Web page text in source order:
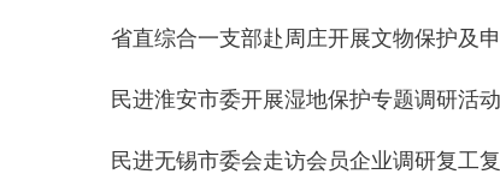
省直综合一支部赴周庄开展文物保护及
民进淮安市委开展湿地保护专题调研活动
民进无锡市委会走访会员企业调研复工